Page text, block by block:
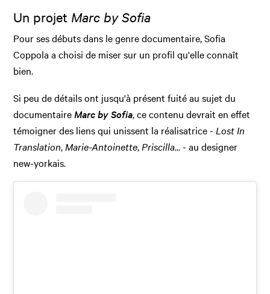
Un projet Marc by Sofia
Pour ses débuts dans le genre documentaire, Sofia
Coppola a choisi de miser sur un profil qu'elle connaît
bien.
Si peu de détails ont jusqu'à présent fuité au sujet du
documentaireMarc by Sofia, ce contenu devrait en effet
témoigner des liens qui unissent la réalisatrice - Lost In
Translation, Marie-Antoinette, Priscilla... - au designer
new-yorkais.